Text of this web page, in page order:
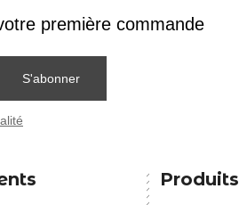
première commande
S'abonner
Produits